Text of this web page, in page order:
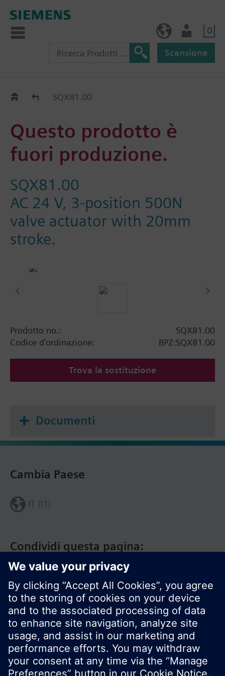
0
Scansione
Old2NewSQX81.00
Questo prodotto è
fuori produzione.
SQX81.00
AC 24 V, 3-position 500N
valve actuator with 20mm
stroke.
Prodotto no.:
SQX81.00
Codice d'ordinazione:
BPZ:SQX81.00
Trova la sostituzione
Documenti
Condividi questa pagina:
Cambia Paese
IT (IT)
Siemens Italia